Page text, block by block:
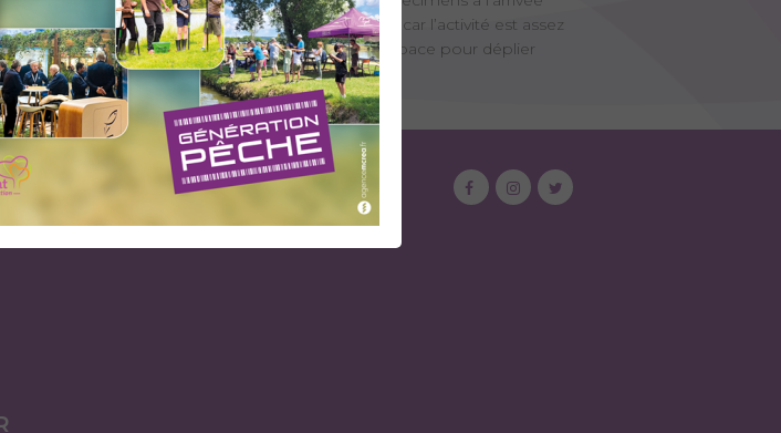
! La pêche à la mouche peut être fructueuse car l’activité est assez
les berges souvent pentues laissent peu d’espace pour déplier
PÊCHE ESPACE ÉLUS